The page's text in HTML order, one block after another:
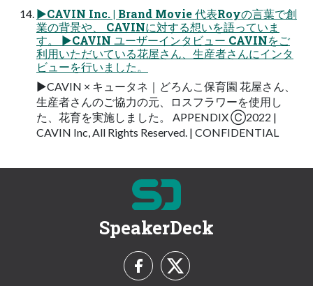
▶CAVIN Inc. | Brand Movie 代表Royの言葉で創
業の背景や、 CAVINに対する想いを語っていま
す。 ▶CAVIN ユーザーインタビュー CAVINをご
利用いただいている花屋さん、生産者さんにインタ
ビューを行いました。
▶CAVIN × キュータネ｜どろんこ保育園 花屋さん、
生産者さんのご協力の元、ロスフラワーを使用し
た、花育を実施しました。 APPENDIX Ⓒ2022 |
CAVIN Inc, All Rights Reserved. | CONFIDENTIAL
SpeakerDeck